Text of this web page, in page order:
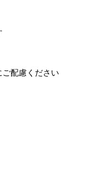
配慮ください